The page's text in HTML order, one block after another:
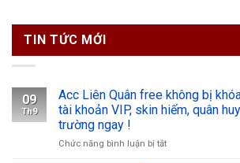
TIN TỨC MỚI
09
Th9
Acc Liên Quân free không bị
tài khoản VIP, skin hiếm, quân
trường ngay !
Chức năng bình luận bị tắtở